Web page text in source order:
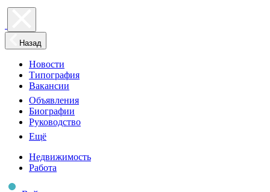
Назад
Новости
Типография
Вакансии
Объявления
Биографии
Руководство
Ещё
Недвижимость
Работа